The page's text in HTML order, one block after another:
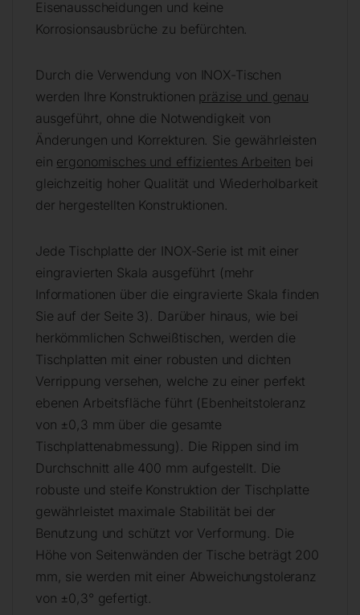
Eisenausscheidungen und keine
Korrosionsausbrüche zu befürchten.
Durch die Verwendung von INOX-Tischen
werden Ihre Konstruktionen präzise und genau
ausgeführt, ohne die Notwendigkeit von
Änderungen und Korrekturen. Sie gewährleisten
ein ergonomisches und effizientes Arbeiten bei
gleichzeitig hoher Qualität und Wiederholbarkeit
der hergestellten Konstruktionen.
Jede Tischplatte der INOX-Serie ist mit einer
eingravierten Skala ausgeführt (mehr
Informationen über die eingravierte Skala finden
Sie auf der Seite 3). Darüber hinaus, wie bei
herkömmlichen Schweißtischen, werden die
Tischplatten mit einer robusten und dichten
Verrippung versehen, welche zu einer perfekt
ebenen Arbeitsfläche führt (Ebenheitstoleranz
von ±0,3 mm über die gesamte
Tischplattenabmessung). Die Rippen sind im
Durchschnitt alle 400 mm aufgestellt. Die
robuste und steife Konstruktion der Tischplatte
gewährleistet maximale Stabilität bei der
Benutzung und schützt vor Verformung. Die
Höhe von Seitenwänden der Tische beträgt 200
mm, sie werden mit einer Abweichungstoleranz
von ±0,3° gefertigt.